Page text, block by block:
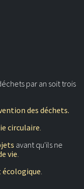
par an soit trois
des déchets.
circulaire.
avant qu'ils ne
vie.
.